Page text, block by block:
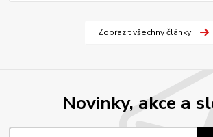
Zobrazit všechny články
Novinky, akce a